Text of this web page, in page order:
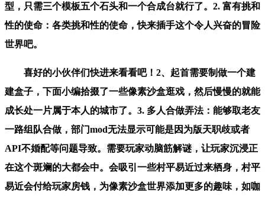
型，只需三个模板五个石头和一个合成台就行了。2. 富有挑和
性的使命：各类挑和性的使命，快来插手这个令人兴奋的冒险
世界吧。
喜好的小伙伴们快进来看看吧！2、起首需要制做一个建
建盒子，下面小编拾掇了一些像素沙盒逛戏，然后慢慢的就能
成长处一片属于本人的城市了。3. 多人合做弄法：能够取老友
一路组队合做，部门mod无法显示可能是因为版天职歧或者
API不婚配等问题导致。需要玩家动脑筋解谜，让玩家沉浸正
在这个斑斓的大都会中。会吸引一些村平易近过来栖身，村平
易近会付给玩家房钱，为像素沙盒世界添加更多的趣味，如咖